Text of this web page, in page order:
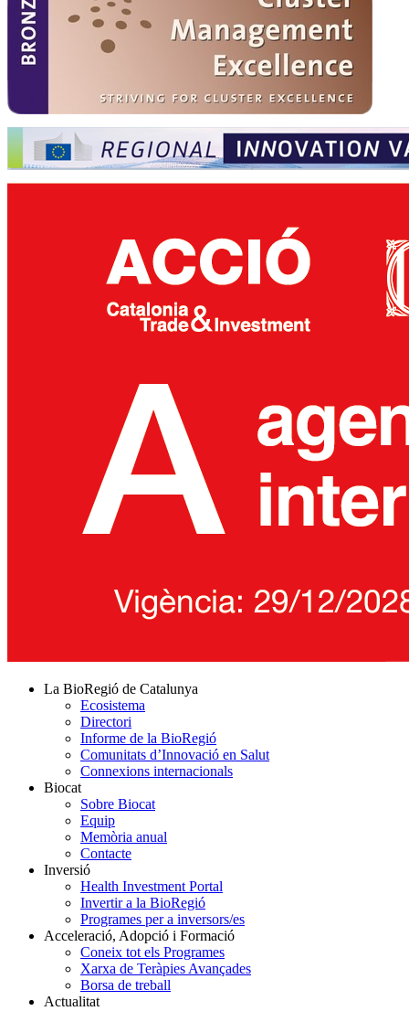
La BioRegió de Catalunya
Ecosistema
Directori
Informe de la BioRegió
Comunitats d’Innovació en Salut
Connexions internacionals
Biocat
Sobre Biocat
Equip
Memòria anual
Contacte
Inversió
Health Investment Portal
Invertir a la BioRegió
Programes per a inversors/es
Acceleració, Adopció i Formació
Coneix tot els Programes
Xarxa de Teràpies Avançades
Borsa de treball
Actualitat